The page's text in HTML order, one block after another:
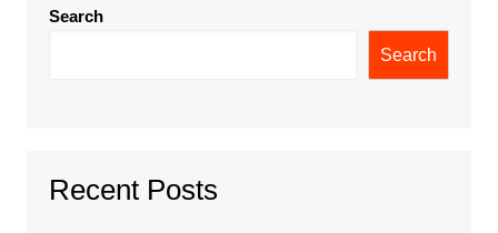
Search
Search
Recent Posts